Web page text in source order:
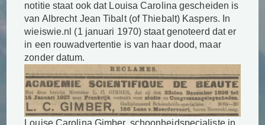
notitie staat ook dat Louisa Carolina gescheiden is
van Albrecht Jean Tibalt (of Thiebalt) Kaspers. In
wieiswie.nl (1 januari 1970) staat genoteerd dat er
in een rouwadvertentie is van haar dood, maar
zonder datum.